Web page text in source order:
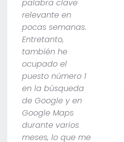
palabra clave
relevante en
pocas semanas.
Entretanto,
también he
ocupado el
puesto número 1
en la búsqueda
de Google y en
Google Maps
durante varios
meses, lo que me